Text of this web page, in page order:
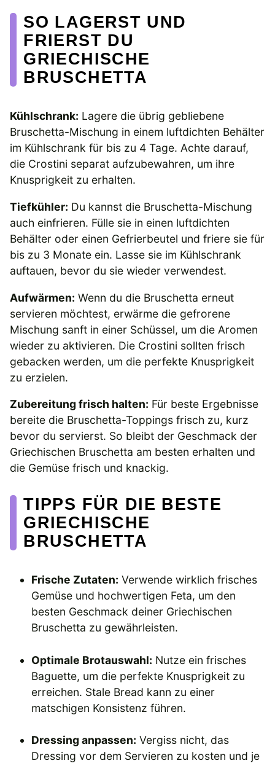
SO LAGERST UND
FRIERST DU
GRIECHISCHE
BRUSCHETTA
Kühlschrank: Lagere die übrig gebliebene
Bruschetta-Mischung in einem luftdichten Behälter
im Kühlschrank für bis zu 4 Tage. Achte darauf,
die Crostini separat aufzubewahren, um ihre
Knusprigkeit zu erhalten.
Tiefkühler: Du kannst die Bruschetta-Mischung
auch einfrieren. Fülle sie in einen luftdichten
Behälter oder einen Gefrierbeutel und friere sie für
bis zu 3 Monate ein. Lasse sie im Kühlschrank
auftauen, bevor du sie wieder verwendest.
Aufwärmen: Wenn du die Bruschetta erneut
servieren möchtest, erwärme die gefrorene
Mischung sanft in einer Schüssel, um die Aromen
wieder zu aktivieren. Die Crostini sollten frisch
gebacken werden, um die perfekte Knusprigkeit
zu erzielen.
Zubereitung frisch halten: Für beste Ergebnisse
bereite die Bruschetta-Toppings frisch zu, kurz
bevor du servierst. So bleibt der Geschmack der
Griechischen Bruschetta am besten erhalten und
die Gemüse frisch und knackig.
TIPPS FÜR DIE BESTE
GRIECHISCHE
BRUSCHETTA
Frische Zutaten: Verwende wirklich frisches
Gemüse und hochwertigen Feta, um den
besten Geschmack deiner Griechischen
Bruschetta zu gewährleisten.
Optimale Brotauswahl: Nutze ein frisches
Baguette, um die perfekte Knusprigkeit zu
erreichen. Stale Bread kann zu einer
matschigen Konsistenz führen.
Dressing anpassen: Vergiss nicht, das
Dressing vor dem Servieren zu kosten und je